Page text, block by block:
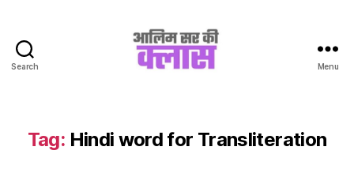
Search
Class
Menu
Tag: Hindi word for Transliteration